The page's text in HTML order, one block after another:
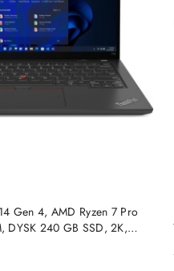
Gen 4, AMD Ryzen 7 Pro
DYSK 240 GB SSD, 2K,
NIEDOSTĘPNY